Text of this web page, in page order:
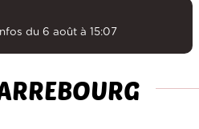
du 6 août à 15:07